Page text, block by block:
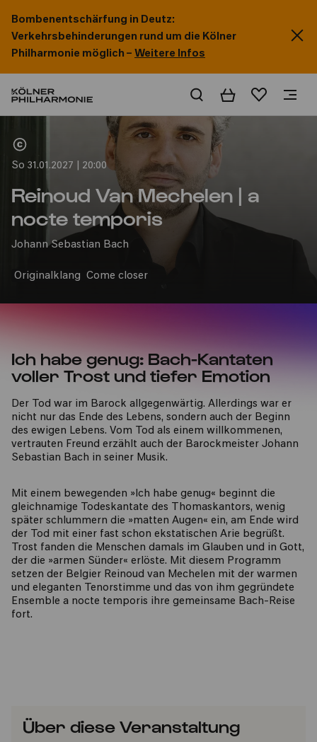
Bombenentschärfung in Deutz:
Verkehrsbehinderungen rund um die Kölner
Philharmonie möglich – Weitere Infos
WarenkorbMerkliste
So 31.01.2027 | 20:00
Reinoud Van Mechelen | a
nocte temporis
Johann Sebastian Bach
Originalklang Come closer
Ich habe genug: Bach-Kantaten
voller Trost und tiefer Emotion
Der Tod war im Barock allgegenwärtig. Allerdings war er
nicht nur das Ende des Lebens, sondern auch der Beginn
des ewigen Lebens. Vom Tod als einem willkommenen,
vertrauten Freund erzählt auch der Barockmeister Johann
Sebastian Bach in seiner Musik.
Mit einem bewegenden »Ich habe genug« beginnt die
gleichnamige Todeskantate des Thomaskantors, wenig
später schlummern die »matten Augen« ein, am Ende wird
der Tod mit einer fast schon ekstatischen Arie begrüßt.
Trost fanden die Menschen damals im Glauben und in Gott,
der die »armen Sünder« erlöste. Mit diesem Programm
setzen der Belgier Reinoud van Mechelen mit der warmen
und eleganten Tenorstimme und das von ihm gegründete
Ensemble a nocte temporis ihre gemeinsame Bach-Reise
fort.
Über diese Veranstaltung